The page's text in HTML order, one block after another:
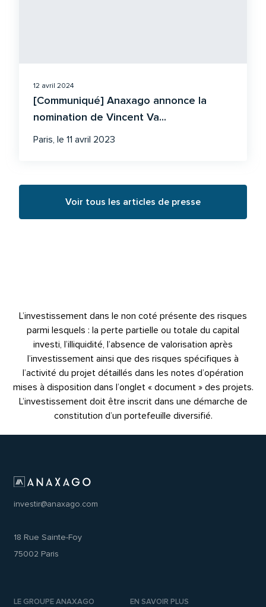
12 avril 2024
[Communiqué] Anaxago annonce la
nomination de Vincent Va...
Paris, le 11 avril 2023
Voir tous les articles de presse
L’investissement dans le non coté présente des risques
parmi lesquels : la perte partielle ou totale du capital
investi, l’illiquidité, l’absence de valorisation après
l’investissement ainsi que des risques spécifiques à
l’activité du projet détaillés dans les notes d’opération
mises à disposition dans l’onglet « document » des projets.
L’investissement doit être inscrit dans une démarche de
constitution d’un portefeuille diversifié.
investir@anaxago.com
18 Rue Sainte-Foy
75002 Paris
LE GROUPE ANAXAGO EN SAVOIR PLUS